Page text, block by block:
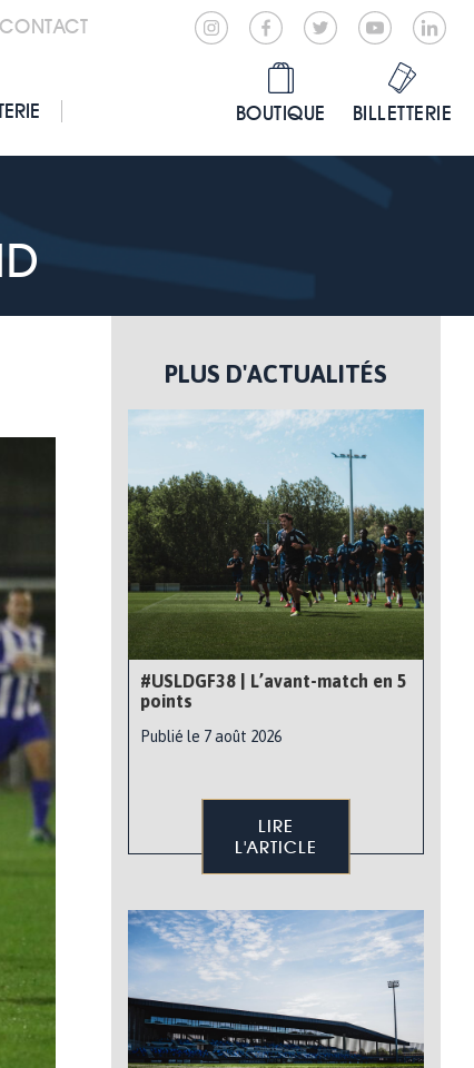
CONTACT
BOUTIQUE BILLETTERIE
PLUS D'ACTUALITÉS
#USLDGF38 | L’avant-match en 5
points
Publié le 7 août 2026
LIRE
L'ARTICLE